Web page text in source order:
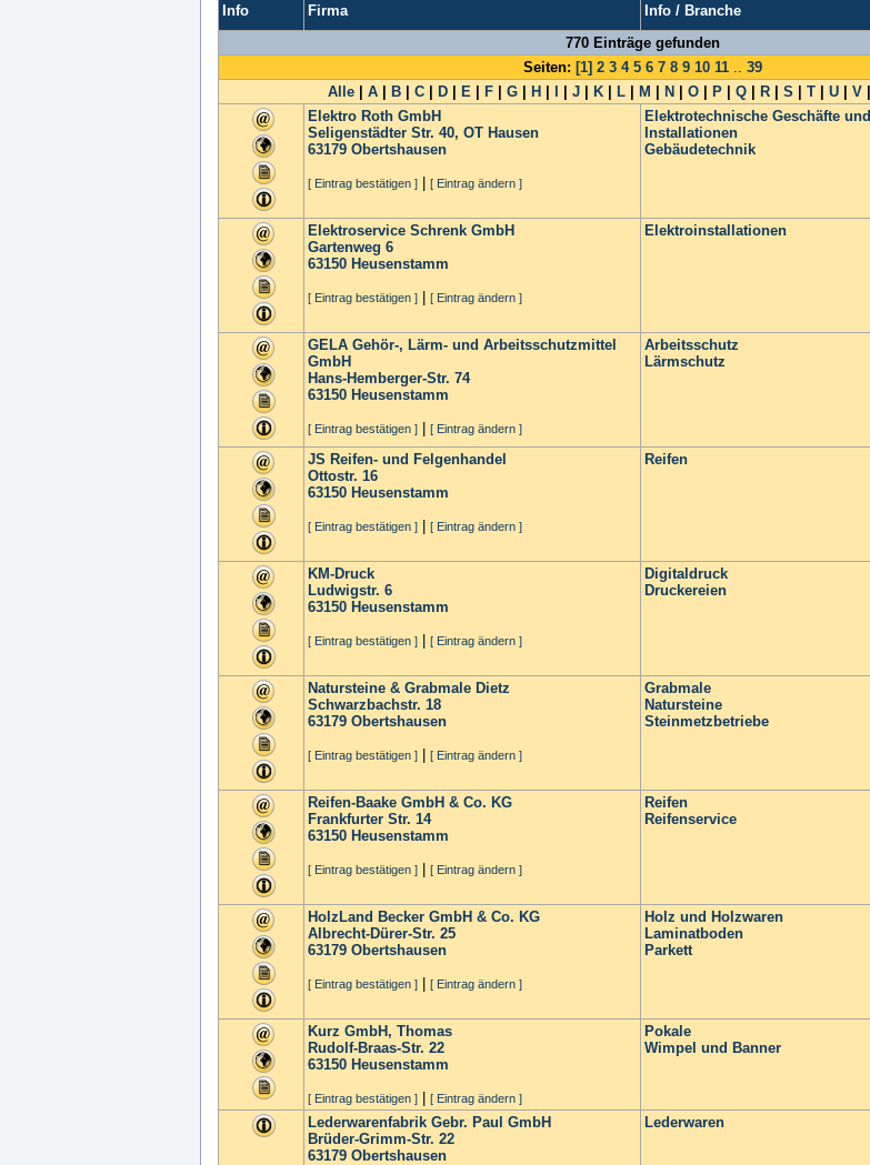
Info Firma
Info / Branche
770 Einträge gefunden
Seiten: [1] 2 3 4 5 6 7 8 9 10 11 .. 39
Alle
A B C D E F G H J K L M N O P Q R S T U V
Elektro Roth GmbH
Seligenstädter Str. 40, OT Hausen
63179 Obertshausen
[ Eintrag bestätigen ] [ Eintrag ändern ]
Elektrotechnische Geschäfte und
Installationen
Gebäudetechnik
Elektroservice Schrenk GmbH
Gartenweg 6
63150 Heusenstamm
[ Eintrag bestätigen ] [ Eintrag ändern ]
Elektroinstallationen
GELA Gehör-, Lärm- und Arbeitsschutzmittel
GmbH
Hans-Hemberger-Str. 74
63150 Heusenstamm
[ Eintrag bestätigen ] [ Eintrag ändern ]
Arbeitsschutz
Lärmschutz
JS Reifen- und Felgenhandel
Ottostr. 16
63150 Heusenstamm
[ Eintrag bestätigen ] [ Eintrag ändern ]
Reifen
KM-Druck
Ludwigstr. 6
63150 Heusenstamm
[ Eintrag bestätigen ] [ Eintrag ändern ]
Digitaldruck
Druckereien
Natursteine & Grabmale Dietz
Schwarzbachstr. 18
63179 Obertshausen
[ Eintrag bestätigen ] [ Eintrag ändern ]
Grabmale
Natursteine
Steinmetzbetriebe
Reifen-Baake GmbH & Co. KG
Frankfurter Str. 14
63150 Heusenstamm
[ Eintrag bestätigen ] [ Eintrag ändern ]
Reifen
Reifenservice
HolzLand Becker GmbH & Co. KG
Albrecht-Dürer-Str. 25
63179 Obertshausen
[ Eintrag bestätigen ] [ Eintrag ändern ]
Holz und Holzwaren
Laminatboden
Parkett
Kurz GmbH, Thomas
Rudolf-Braas-Str. 22
63150 Heusenstamm
[ Eintrag bestätigen ] [ Eintrag ändern ]
Pokale
Wimpel und Banner
Lederwarenfabrik Gebr. Paul GmbH
Brüder-Grimm-Str. 22
63179 Obertshausen
Lederwaren